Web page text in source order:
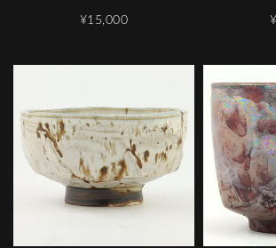
¥15,000